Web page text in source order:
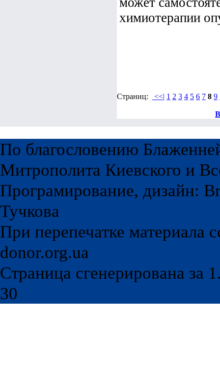
химиотерапии
Страниц: <<| 1 2 3 4 5 6 7 8 9
По благословению
Митрополита Киевского и
Програмирование, дизайн:
Тучкова
При перепечатке материала
donor.org.ua
Страница сгенерирована за
30